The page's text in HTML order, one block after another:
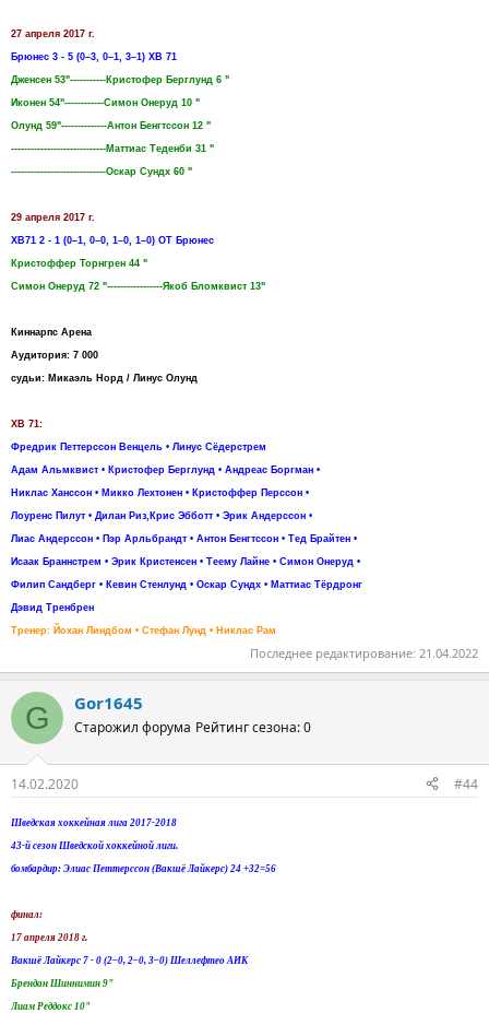
27 апреля 2017 г.
Брюнес 3 - 5 (0–3, 0–1, 3–1) ХВ 71
Дженсен 53"-----------Кристофер Берглунд 6 "
Иконен 54"------------Симон Онеруд 10 "
Олунд 59"--------------Антон Бенгтссон 12 "
-----------------------------Маттиас Теденби 31 "
-----------------------------Оскар Сундх 60 "
29 апреля 2017 г.
ХВ71 2 - 1 (0–1, 0–0, 1–0, 1–0) ОТ Брюнес
Кристоффер Торнгрен 44 "
Симон Онеруд 72 "-----------------Якоб Бломквист 13"
Киннарпс Арена
Аудитория: 7 000
судьи: Микаэль Норд / Линус Олунд
ХВ 71:
Фредрик Петтерссон Венцель • Линус Сёдерстрем
Адам Альмквист • Кристофер Берглунд • Андреас Боргман •
Никлас Ханссон • Микко Лехтонен • Кристоффер Перссон •
Лоуренс Пилут • Дилан Риз,Крис Эбботт • Эрик Андерссон •
Лиас Андерссон • Пэр Арльбрандт • Антон Бенгтссон • Тед Брайтен •
Исаак Браннстрем • Эрик Кристенсен • Теему Лайне • Симон Онеруд •
Филип Сандберг • Кевин Стенлунд • Оскар Сундх • Маттиас Тёрдронг
Дэвид Тренбрен
Тренер: Йохан Линдбом • Стефан Лунд • Никлас Рам
Последнее редактирование: 21.04.2022
G Gor1645
Старожил форума Рейтинг сезона: 0
14.02.2020 #44
Шведская хоккейная лига 2017-2018
43-й сезон Шведской хоккейной лиги.
бомбардир: Элиас Петтерссон (Вакшё Лайкерс) 24 +32=56
финал:
17 апреля 2018 г.
Вакшё Лайкерс 7 - 0 (2–0, 2–0, 3–0) Шеллефтео АИК
Брендан Шиннимин 9"
Лиам Реддокс 10"